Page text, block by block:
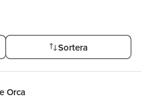
Sortera
Orca